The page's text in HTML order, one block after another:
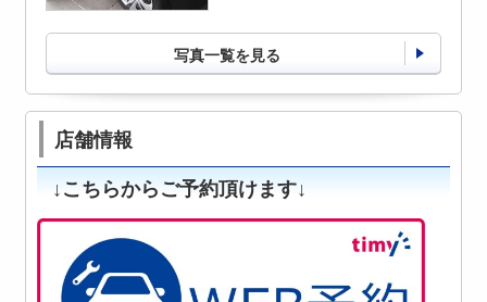
写真一覧を見る
店舗情報
↓こちらからご予約頂けます↓